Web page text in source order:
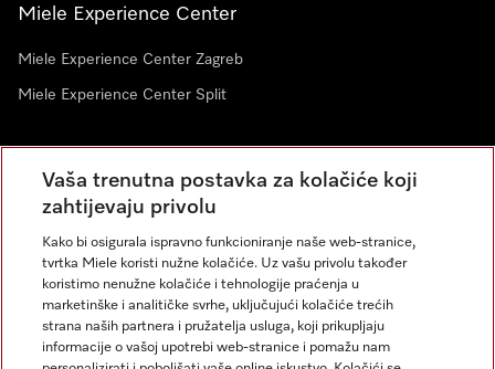
Miele Experience Center
Miele Experience Center Zagreb
Miele Experience Center Split
Newsletter
Vaša trenutna postavka za kolačiće koji
zahtijevaju privolu
Kako bi osigurala ispravno funkcioniranje naše web-stranice,
tvrtka Miele koristi nužne kolačiće. Uz vašu privolu također
koristimo nenužne kolačiće i tehnologije praćenja u
marketinške i analitičke svrhe, uključujući kolačiće trećih
strana naših partnera i pružatelja usluga, koji prikupljaju
informacije o vašoj upotrebi web-stranice i pomažu nam